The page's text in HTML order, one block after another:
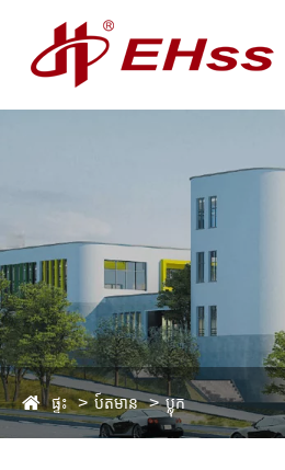
ផ្ទះ ប៍តមាន ប្លុក